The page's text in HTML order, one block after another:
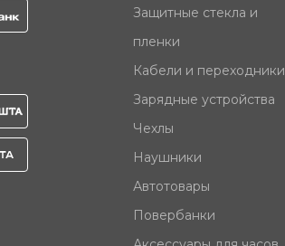
Защитные стекла и
пленки
Кабели и переходники
Зарядные устройства
Чехлы
Наушники
Автотовары
Повербанки